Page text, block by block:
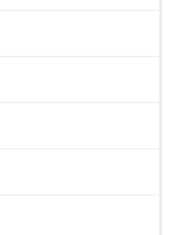
ますので、徐々
ストランでは、
。配膳ロボット
配膳ロボットに
）の取り組みを進